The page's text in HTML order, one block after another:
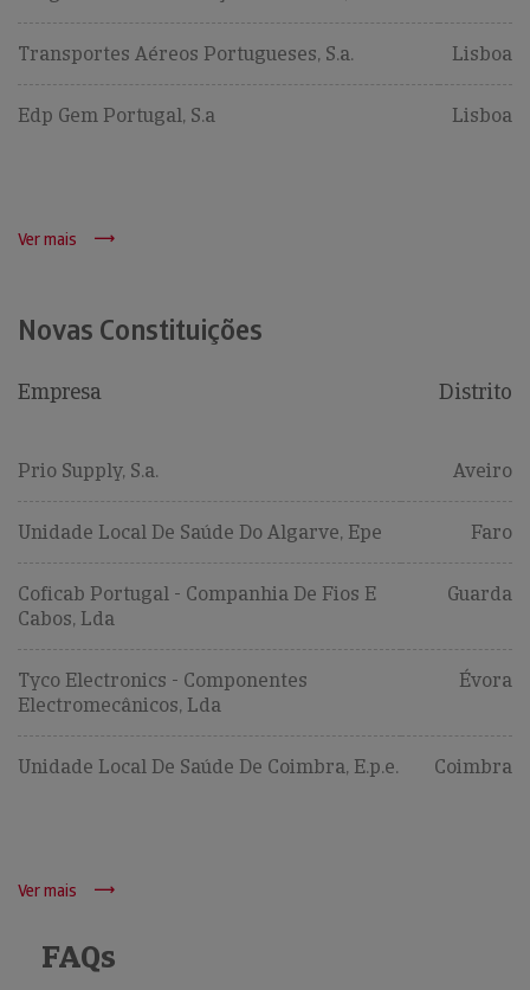
Transportes Aéreos Portugueses, S.a. Lisboa
Edp Gem Portugal, S.a Lisboa
Ver mais
Novas Constituições
Empresa Distrito
Prio Supply, S.a. Aveiro
Unidade Local De Saúde Do Algarve, Epe Faro
Coficab Portugal - Companhia De Fios E
Cabos, Lda
Guarda
Tyco Electronics - Componentes
Electromecânicos, Lda
Évora
Unidade Local De Saúde De Coimbra, E.p.e. Coimbra
Ver mais
FAQs